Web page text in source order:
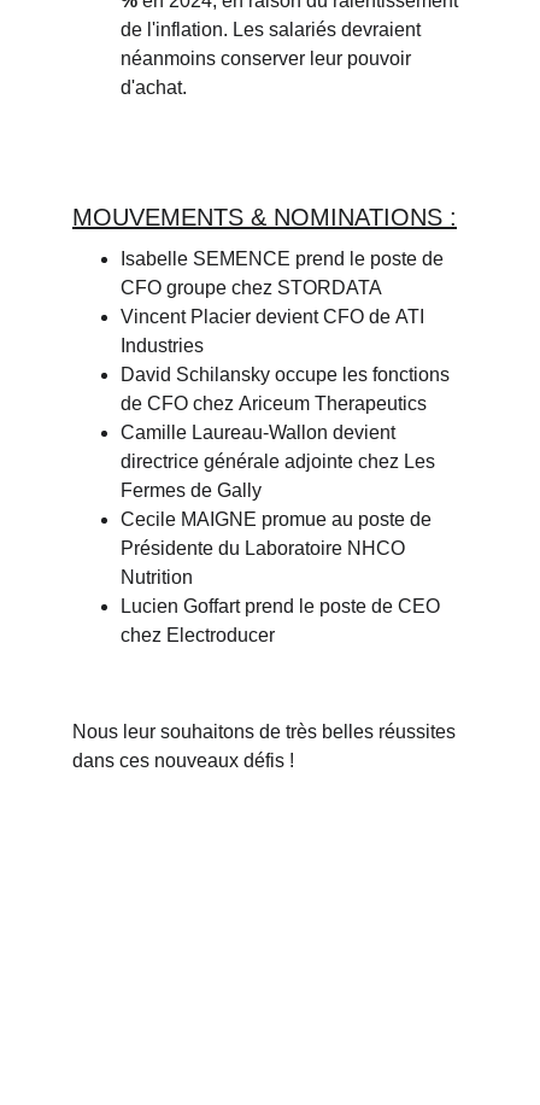
de l'inflation. Les salariés devraient
néanmoins conserver leur pouvoir
d'achat.
MOUVEMENTS & NOMINATIONS :
Isabelle SEMENCE prend le poste de
CFO groupe chez STORDATA
Vincent Placier devient CFO de ATI
Industries
David Schilansky occupe les fonctions
de CFO chez Ariceum Therapeutics
Camille Laureau-Wallon devient
directrice générale adjointe chez Les
Fermes de Gally
Cecile MAIGNE promue au poste de
Présidente du Laboratoire NHCO
Nutrition
Lucien Goffart prend le poste de CEO
chez Electroducer
Nous leur souhaitons de très belles réussites
dans ces nouveaux défis !